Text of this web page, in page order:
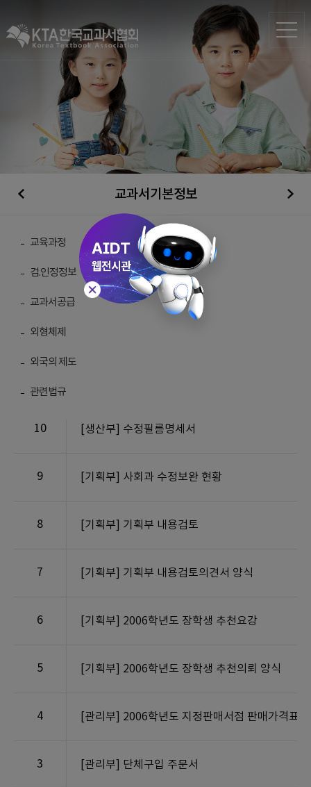
교과서기본정보
교육과정
검.인정정보
교과서공급
외형체제
외국의 제도
관련법규
일반자료실
총 게시물 :210
10 [생산부] 수정필름명세서
9 [기획부] 사회과 수정보완 현황
8 [기획부] 기획부 내용검토
7 [기획부] 기획부 내용검토의견서 양식
6 [기획부] 2006학년도 장학생 추천요강
5 [기획부] 2006학년도 장학생 추천의뢰 양식
4 [관리부] 2006학년도 지정판매서점 판매가격표
3 [관리부] 단체구입 주문서